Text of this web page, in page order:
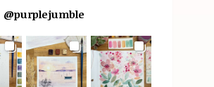
@purplejumble